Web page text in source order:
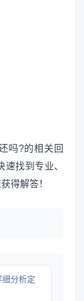
吗?的相关回
找到专业、
得解答！
分析定